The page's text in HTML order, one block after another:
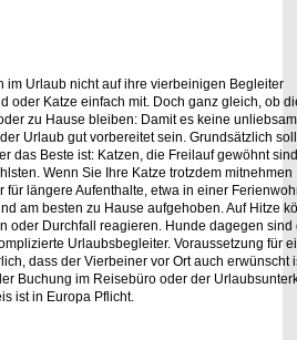
im Urlaub nicht auf ihre vierbeinigen Begleiter
oder Katze einfach mit. Doch ganz gleich, ob
zu Hause bleiben: Damit es keine
Urlaub gut vorbereitet sein. Grundsätzlich
das Beste ist: Katzen, die Freilauf gewöhnt
Wenn Sie Ihre Katze trotzdem mitnehmen
für längere Aufenthalte, etwa in einer
am besten zu Hause aufgehoben.Auf Hitze
oder Durchfall reagieren. Hunde dagegen sind
Urlaubsbegleiter. Voraussetzung für
dass der Vierbeiner vor Ort auch erwünscht
Buchung im Reisebüro oder der
ist in Europa Pflicht.